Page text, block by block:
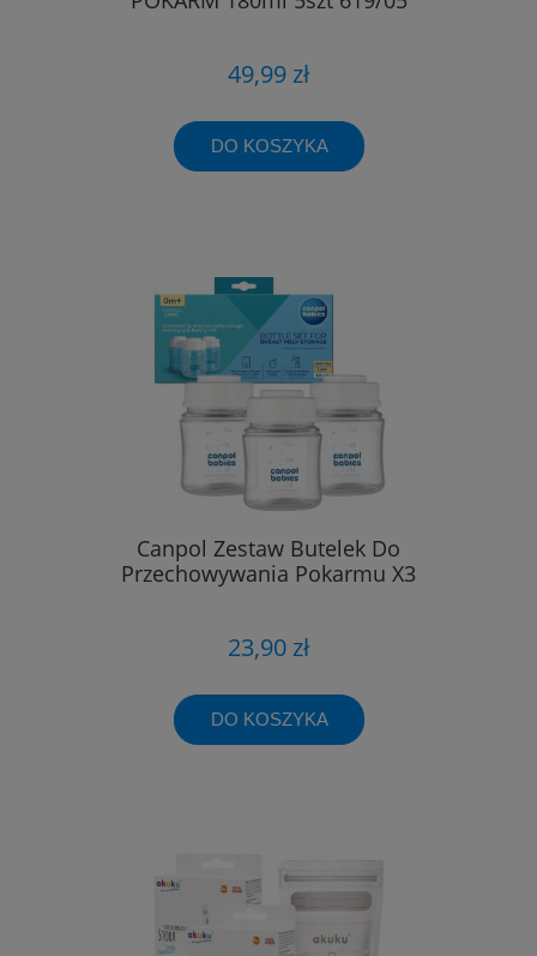
49,99 zł
DO KOSZYKA
Canpol Zestaw Butelek Do
Przechowywania Pokarmu X3
23,90 zł
DO KOSZYKA